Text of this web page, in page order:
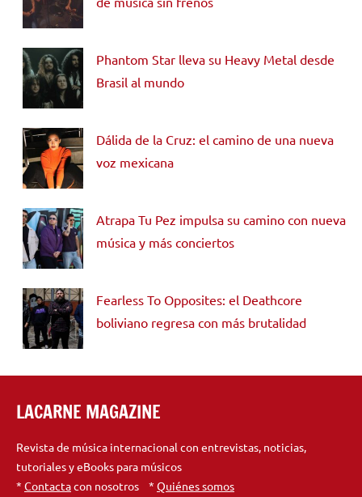
Phantom Star lleva su Heavy Metal desde
Brasil al mundo
Dálida de la Cruz: el camino de una nueva
voz mexicana
Atrapa Tu Pez impulsa su camino con nueva
música y más conciertos
Fearless To Opposites: el Deathcore
boliviano regresa con más brutalidad
LACARNE MAGAZINE
Revista de música internacional con entrevistas, noticias,
tutoriales y eBooks para músicos
* Contactacon nosotros * Quiénes somos